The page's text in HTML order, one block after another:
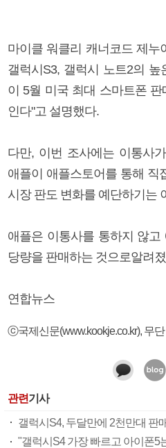
마이클 워클리 캐너코드 제누
갤럭시S3, 갤럭시 노트2의
이 5월 미국 최대 스마트폰
인다"고 설명했다.
다만, 이번 조사에는 이통사
애플이 애플스토어를 통해 직
시장 판도 변화를 예단하기는
애플은 이통사를 통하지 않
당량을 판매하는 것으로알려
연합뉴스
ⓒ국제신문(www.kookje.co.kr), 무
관련기사
갤럭시S4, 두달만에 2천만대 판
"갤럭시S4 가장 빠르고 아이폰5